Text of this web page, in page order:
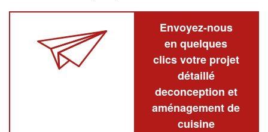
Envoyez-nous
en quelques
clics votre projet
détaillé
deconception et
aménagement de
cuisine